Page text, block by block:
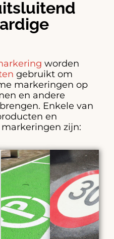
worden
gebruikt om
markeringen op
en andere
Enkele van
en
zijn: